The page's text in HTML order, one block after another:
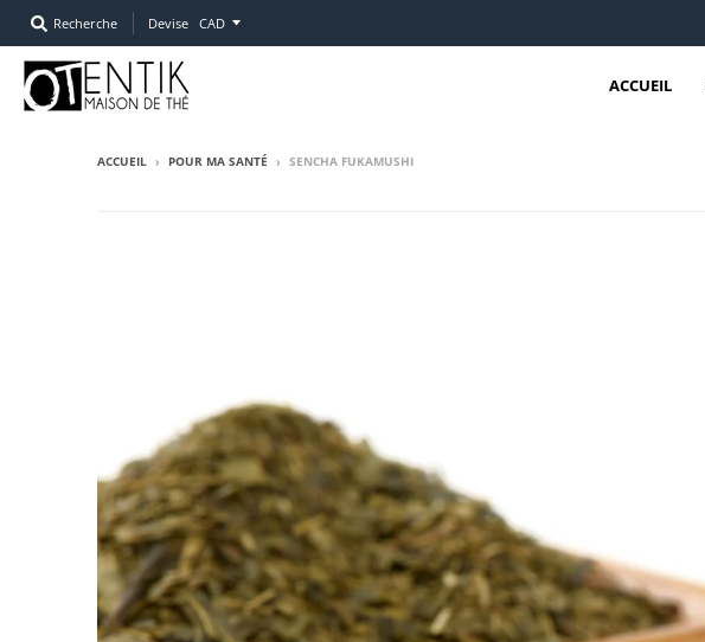
Recherche Devise
ACCUEIL
ACCUEIL › POUR MA SANTÉ › SENCHA FUKAMUSHI